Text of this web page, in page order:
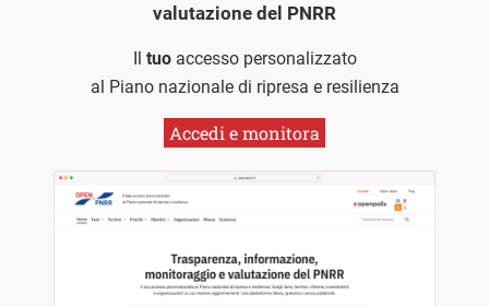
valutazione del PNRR
Il tuoaccesso personalizzato
al Piano nazionale di ripresa e resilienza
Accedi e monitora